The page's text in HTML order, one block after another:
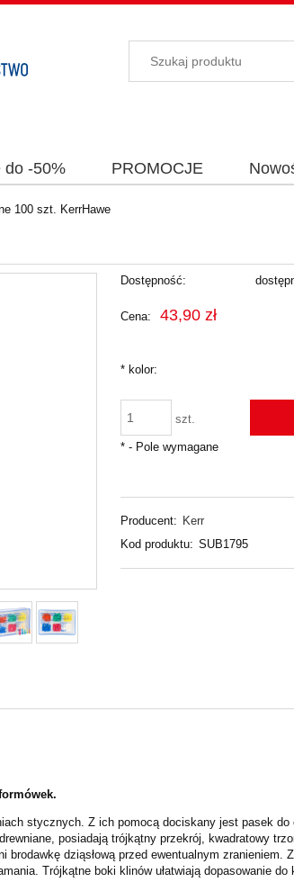
do -50% PROMOCJE
100 szt. KerrHawe
Dostępność:
Cena: 43,90 zł
*kolor:
szt.
*- Pole wymagane
Producent: Kerr
Kod produktu: SUB1795
stycznych. Z ich pomocą dociskany jest pasek
posiadają trójkątny przekrój, kwadratowy
dziąsłową przed ewentualnym zranieniem.
Trójkątne boki klinów ułatwiają dopasowanie